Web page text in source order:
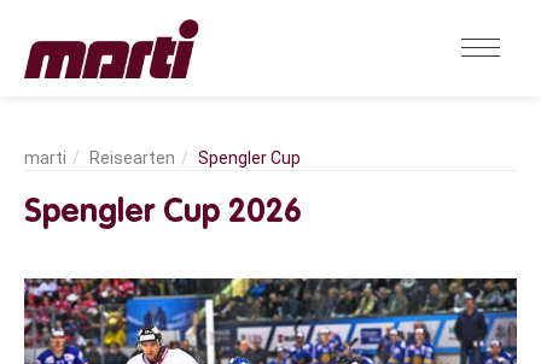
Reisearten Spengler Cup
Spengler Cup 2026